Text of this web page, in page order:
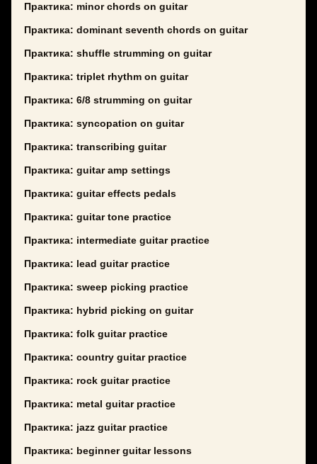
Практика: minor chords on guitar
Практика: dominant seventh chords on guitar
Практика: shuffle strumming on guitar
Практика: triplet rhythm on guitar
Практика: 6/8 strumming on guitar
Практика: syncopation on guitar
Практика: transcribing guitar
Практика: guitar amp settings
Практика: guitar effects pedals
Практика: guitar tone practice
Практика: intermediate guitar practice
Практика: lead guitar practice
Практика: sweep picking practice
Практика: hybrid picking on guitar
Практика: folk guitar practice
Практика: country guitar practice
Практика: rock guitar practice
Практика: metal guitar practice
Практика: jazz guitar practice
Практика: beginner guitar lessons